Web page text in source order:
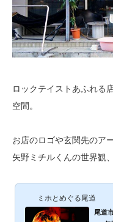
ロックテイストあふれる
空間。
お店のロゴや玄関先のア
矢野ミチルくんの世界観
ミホとめぐる尾道
尾道